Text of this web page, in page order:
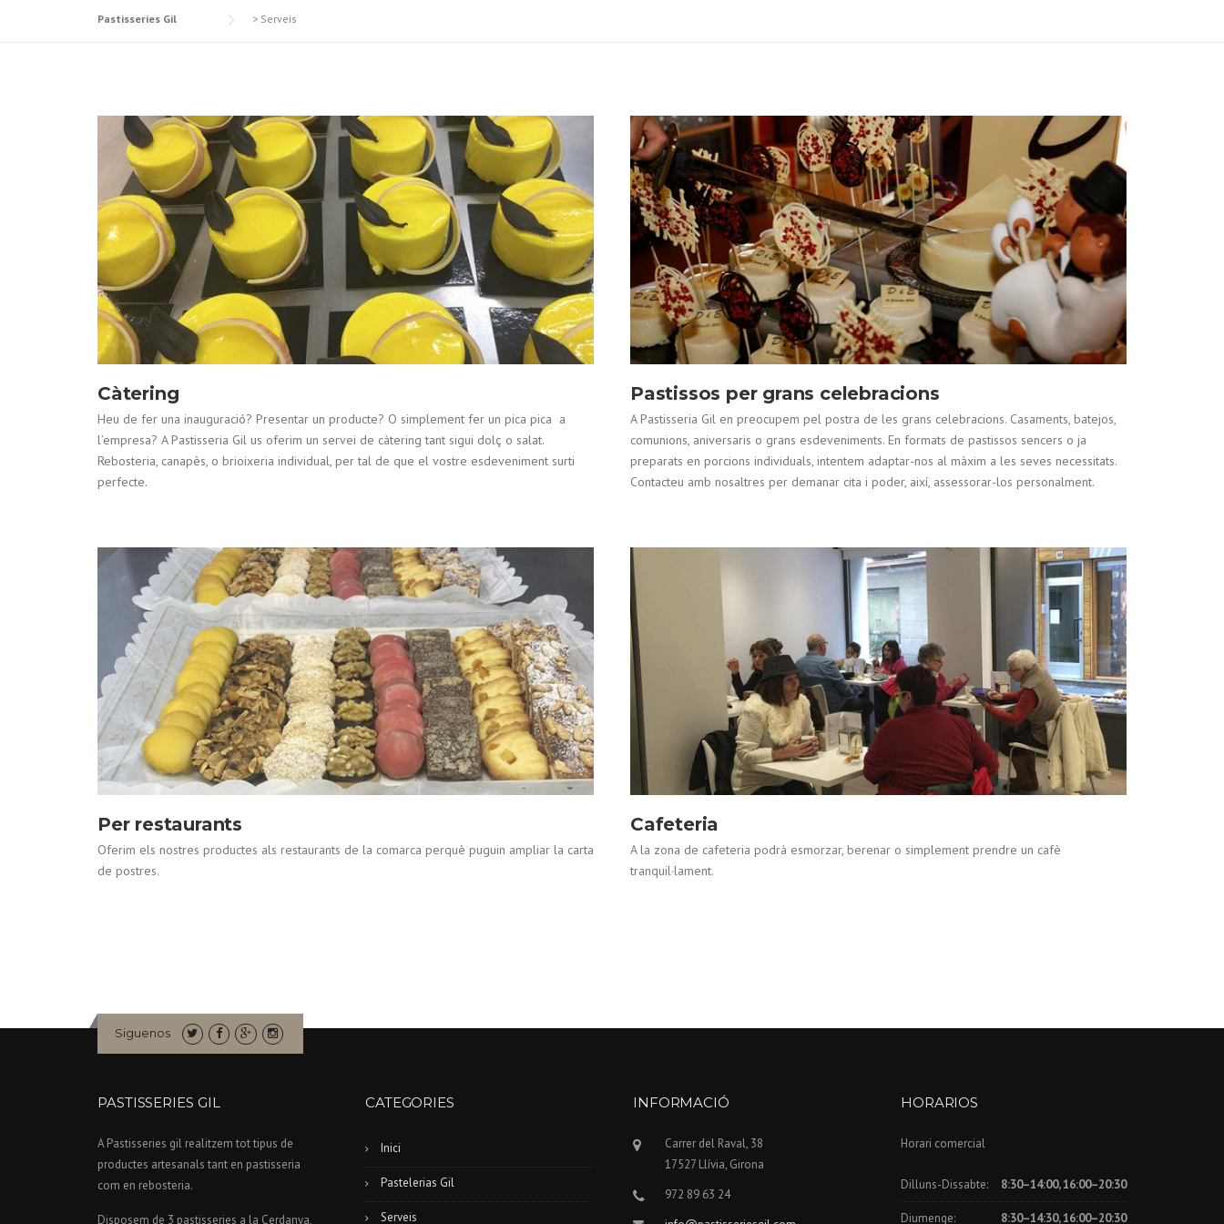
Pastisseries Gil > Serveis
Càtering
Heu de fer una inauguració? Presentar un producte? O simplement fer un pica pica a
l’empresa? A Pastisseria Gil us oferim un servei de càtering tant sigui dolç o salat.
Rebosteria, canapès, o brioixeria individual, per tal de que el vostre esdeveniment surti
perfecte.
Pastissos per grans celebracions
A Pastisseria Gil en preocupem pel postra de les grans celebracions. Casaments, batejos,
comunions, aniversaris o grans esdeveniments. En formats de pastissos sencers o ja
preparats en porcions individuals, intentem adaptar-nos al màxim a les seves necessitats.
Contacteu amb nosaltres per demanar cita i poder, així, assessorar-los personalment.
Per restaurants
Oferim els nostres productes als restaurants de la comarca perquè puguin ampliar la carta
de postres.
Cafeteria
A la zona de cafeteria podrà esmorzar, berenar o simplement prendre un cafè
tranquil·lament.
Siguenos
PASTISSERIES GIL
A Pastisseries gil realitzem tot tipus de
productes artesanals tant en pastisseria
com en rebosteria.
Disposem de 3 pastisseries a la Cerdanya,
CATEGORIES
Inici
Pastelerias Gil
Serveis
INFORMACIÓ
Carrer del Raval, 38
17527 Llívia, Girona
972 89 63 24
HORARIOS
Horari comercial
Dilluns-Dissabte: 8:30–14:00, 16:00–20:30
Diumenge: 8:30–14:30, 16:00–20:30